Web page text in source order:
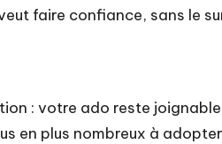
faire confiance, sans le
: votre ado reste
en plus nombreux à